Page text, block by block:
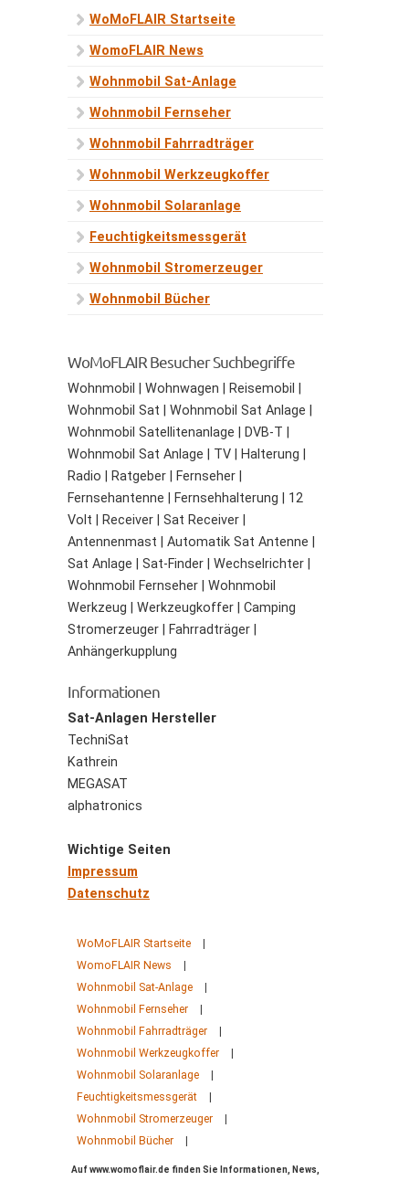
WoMoFLAIR Startseite
WomoFLAIR News
Wohnmobil Sat-Anlage
Wohnmobil Fernseher
Wohnmobil Fahrradträger
Wohnmobil Werkzeugkoffer
Wohnmobil Solaranlage
Feuchtigkeitsmessgerät
Wohnmobil Stromerzeuger
Wohnmobil Bücher
WoMoFLAIR Besucher Suchbegriffe
Wohnmobil | Wohnwagen | Reisemobil |
Wohnmobil Sat | Wohnmobil Sat Anlage |
Wohnmobil Satellitenanlage | DVB-T |
Wohnmobil Sat Anlage | TV | Halterung |
Radio | Ratgeber | Fernseher |
Fernsehantenne | Fernsehhalterung | 12
Volt | Receiver | Sat Receiver |
Antennenmast | Automatik Sat Antenne |
Sat Anlage | Sat-Finder | Wechselrichter |
Wohnmobil Fernseher | Wohnmobil
Werkzeug | Werkzeugkoffer | Camping
Stromerzeuger | Fahrradträger |
Anhängerkupplung
Informationen
Sat-Anlagen Hersteller
TechniSat
Kathrein
MEGASAT
alphatronics
Wichtige Seiten
Impressum
Datenschutz
WoMoFLAIR Startseite
WomoFLAIR News
Wohnmobil Sat-Anlage
Wohnmobil Fernseher
Wohnmobil Fahrradträger
Wohnmobil Werkzeugkoffer
Wohnmobil Solaranlage
Feuchtigkeitsmessgerät
Wohnmobil Stromerzeuger
Wohnmobil Bücher
Auf www.womoflair.de finden Sie Informationen, News,